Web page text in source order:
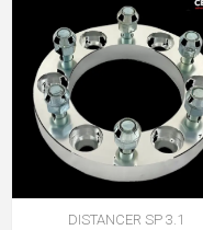
DISTANCER SP 3.1